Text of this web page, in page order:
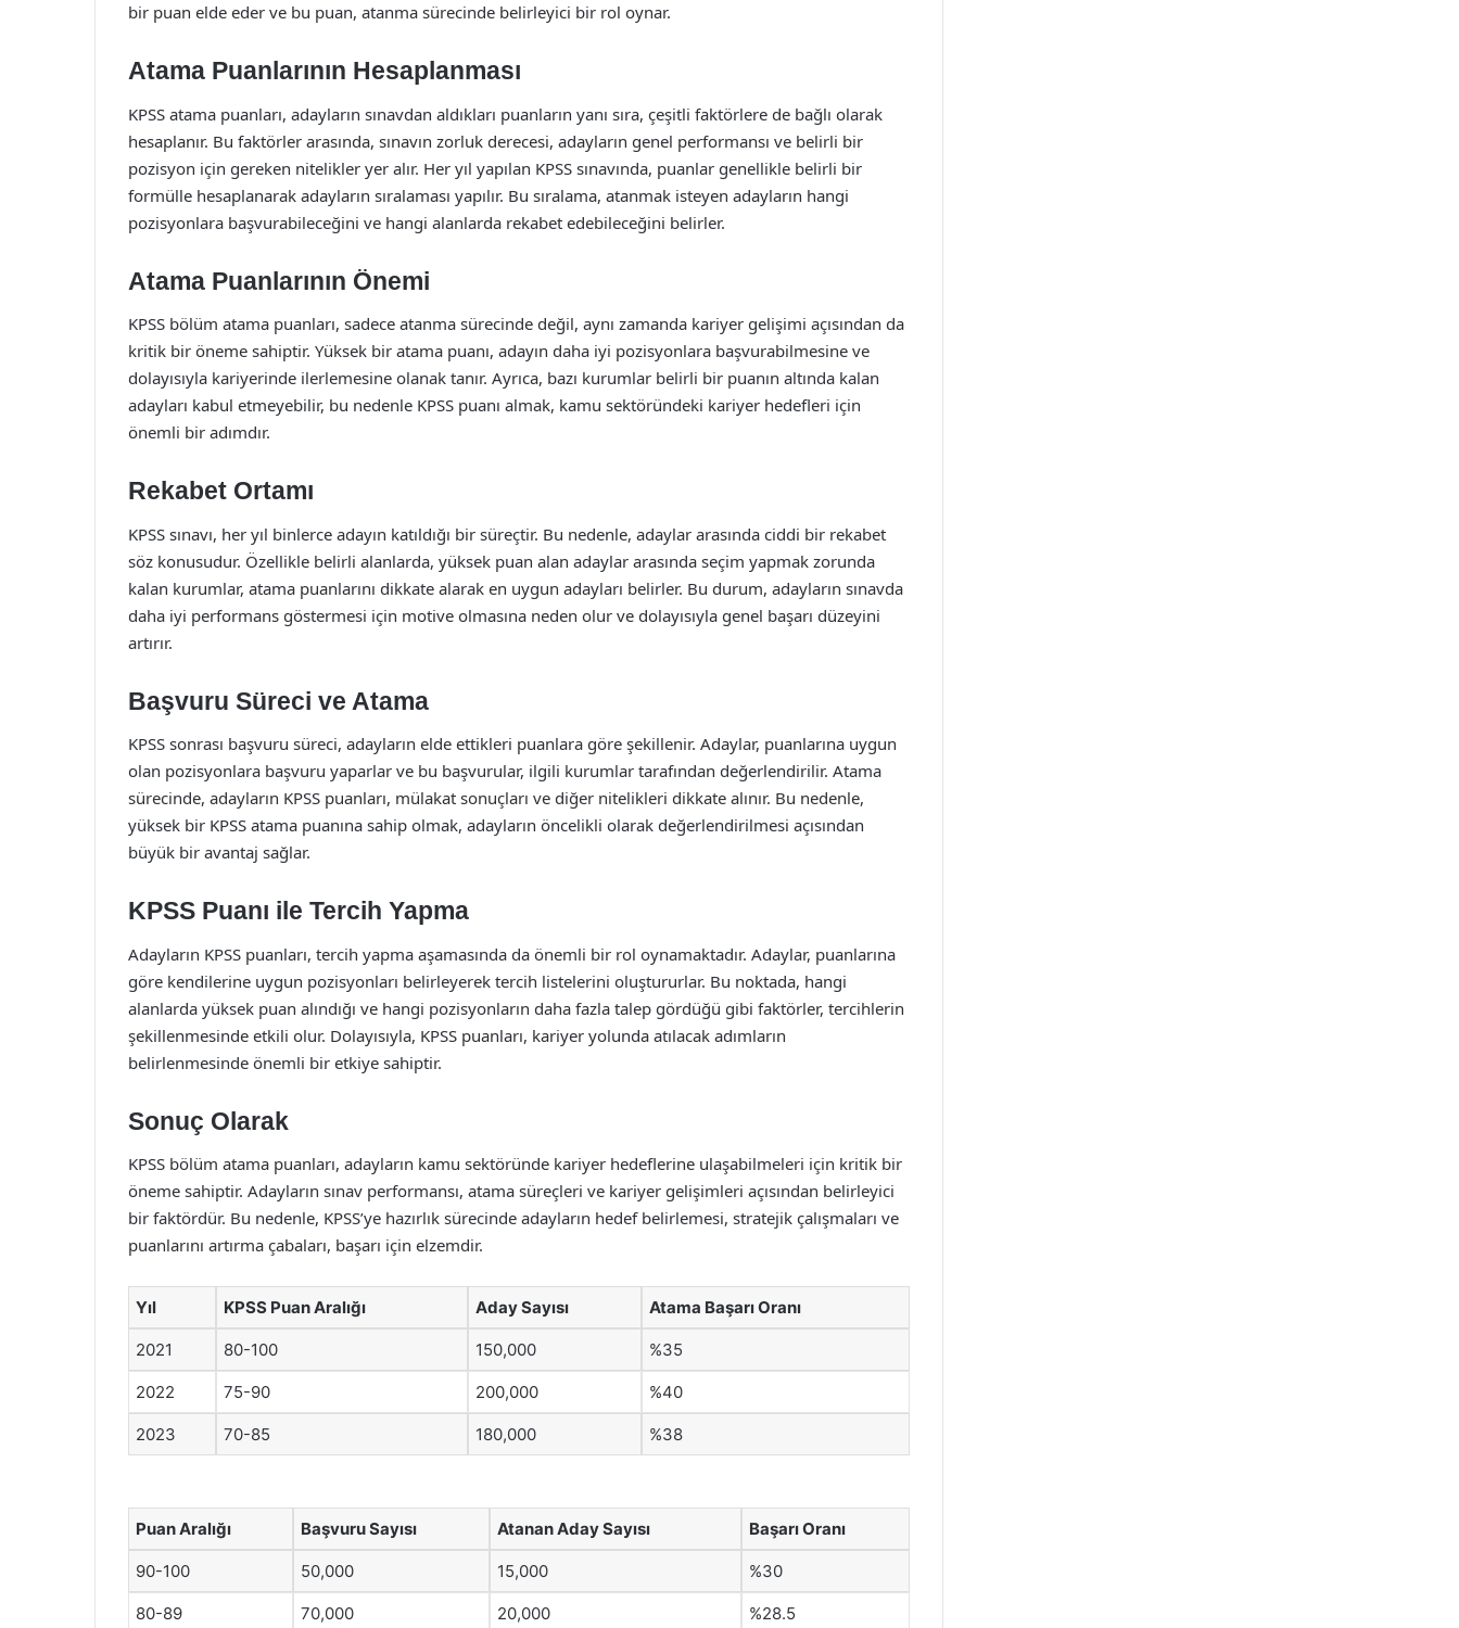
bir puan elde eder ve bu puan, atanma sürecinde belirleyici bir rol oynar.
Atama Puanlarının Hesaplanması
KPSS atama puanları, adayların sınavdan aldıkları puanların yanı sıra, çeşitli faktörlere de bağlı olarak
hesaplanır. Bu faktörler arasında, sınavın zorluk derecesi, adayların genel performansı ve belirli bir
pozisyon için gereken nitelikler yer alır. Her yıl yapılan KPSS sınavında, puanlar genellikle belirli bir
formülle hesaplanarak adayların sıralaması yapılır. Bu sıralama, atanmak isteyen adayların hangi
pozisyonlara başvurabileceğini ve hangi alanlarda rekabet edebileceğini belirler.
Atama Puanlarının Önemi
KPSS bölüm atama puanları, sadece atanma sürecinde değil, aynı zamanda kariyer gelişimi açısından da
kritik bir öneme sahiptir. Yüksek bir atama puanı, adayın daha iyi pozisyonlara başvurabilmesine ve
dolayısıyla kariyerinde ilerlemesine olanak tanır. Ayrıca, bazı kurumlar belirli bir puanın altında kalan
adayları kabul etmeyebilir, bu nedenle KPSS puanı almak, kamu sektöründeki kariyer hedefleri için
önemli bir adımdır.
Rekabet Ortamı
KPSS sınavı, her yıl binlerce adayın katıldığı bir süreçtir. Bu nedenle, adaylar arasında ciddi bir rekabet
söz konusudur. Özellikle belirli alanlarda, yüksek puan alan adaylar arasında seçim yapmak zorunda
kalan kurumlar, atama puanlarını dikkate alarak en uygun adayları belirler. Bu durum, adayların sınavda
daha iyi performans göstermesi için motive olmasına neden olur ve dolayısıyla genel başarı düzeyini
artırır.
Başvuru Süreci ve Atama
KPSS sonrası başvuru süreci, adayların elde ettikleri puanlara göre şekillenir. Adaylar, puanlarına uygun
olan pozisyonlara başvuru yaparlar ve bu başvurular, ilgili kurumlar tarafından değerlendirilir. Atama
sürecinde, adayların KPSS puanları, mülakat sonuçları ve diğer nitelikleri dikkate alınır. Bu nedenle,
yüksek bir KPSS atama puanına sahip olmak, adayların öncelikli olarak değerlendirilmesi açısından
büyük bir avantaj sağlar.
KPSS Puanı ile Tercih Yapma
Adayların KPSS puanları, tercih yapma aşamasında da önemli bir rol oynamaktadır. Adaylar, puanlarına
göre kendilerine uygun pozisyonları belirleyerek tercih listelerini oluştururlar. Bu noktada, hangi
alanlarda yüksek puan alındığı ve hangi pozisyonların daha fazla talep gördüğü gibi faktörler, tercihlerin
şekillenmesinde etkili olur. Dolayısıyla, KPSS puanları, kariyer yolunda atılacak adımların
belirlenmesinde önemli bir etkiye sahiptir.
Sonuç Olarak
KPSS bölüm atama puanları, adayların kamu sektöründe kariyer hedeflerine ulaşabilmeleri için kritik bir
öneme sahiptir. Adayların sınav performansı, atama süreçleri ve kariyer gelişimleri açısından belirleyici
bir faktördür. Bu nedenle, KPSS’ye hazırlık sürecinde adayların hedef belirlemesi, stratejik çalışmaları ve
puanlarını artırma çabaları, başarı için elzemdir.
Yıl KPSS Puan Aralığı Aday Sayısı Atama Başarı Oranı
2021 80-100 150,000 %35
2022 75-90 200,000 %40
2023 70-85 180,000 %38
Puan Aralığı Başvuru Sayısı Atanan Aday Sayısı Başarı Oranı
90-100 50,000 15,000 %30
80-89 70,000 20,000 %28.5